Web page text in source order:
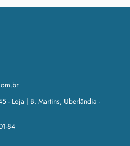
- Loja | B. Martins, Uberlândia -
84